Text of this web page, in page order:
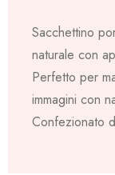
Sacchettino
naturale con
Perfetto per
immagini con
Confezionato